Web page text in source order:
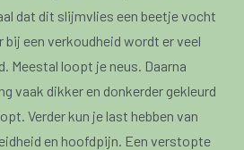
dat dit slijmvlies een beetje vocht
bij een verkoudheid wordt er veel
Meestal loopt je neus. Daarna
vaak dikker en donkerder gekleurd
Verder kun je last hebben van
en hoofdpijn. Een verstopte